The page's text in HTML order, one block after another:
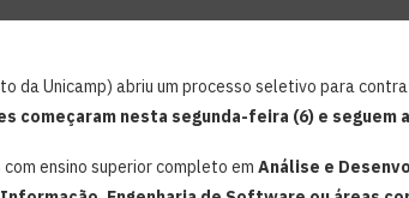
da Unicamp) abriu um processo seletivo para
começaram nesta segunda-feira (6) e seguem
ensino superior completo em Análise e